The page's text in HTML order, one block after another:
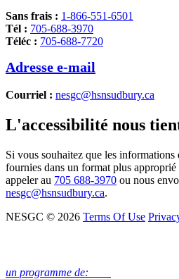
Sans frais : 1-866-551-6501
Tél : 705-688-3970
Téléc : 705-688-7720
Adresse e-mail
Courriel : nesgc@hsnsudbury.ca
L'accessibilité nous
Si vous souhaitez que les
fournies dans un format plus
appeler au 705 688-3970 ou nous
nesgc@hsnsudbury.ca.
NESGC © 2026 Terms Of Use
un programme de: